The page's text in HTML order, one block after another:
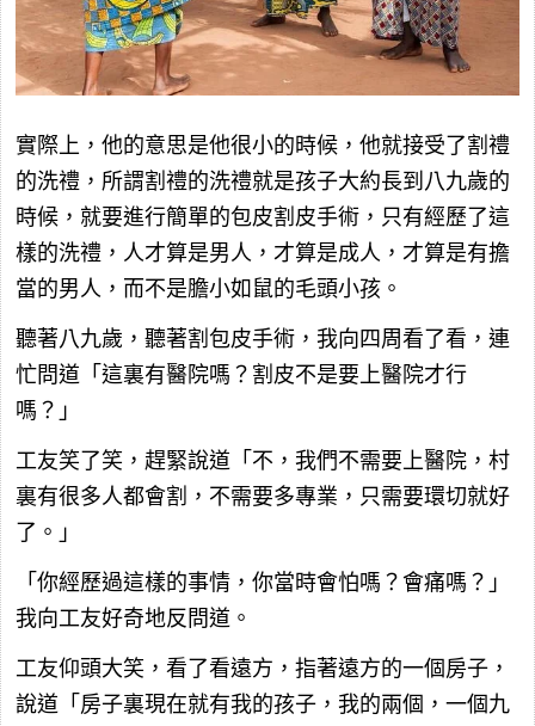
實際上，他的意思是他很小的時候，他就接受了割禮
的洗禮，所謂割禮的洗禮就是孩子大約長到八九歲的
時候，就要進行簡單的包皮割皮手術，只有經歷了這
樣的洗禮，人才算是男人，才算是成人，才算是有擔
當的男人，而不是膽小如鼠的毛頭小孩。
聽著八九歲，聽著割包皮手術，我向四周看了看，連
忙問道「這裏有醫院嗎？割皮不是要上醫院才行
嗎？」
工友笑了笑，趕緊說道「不，我們不需要上醫院，村
裏有很多人都會割，不需要多專業，只需要環切就好
了。」
「你經歷過這樣的事情，你當時會怕嗎？會痛嗎？」
我向工友好奇地反問道。
工友仰頭大笑，看了看遠方，指著遠方的一個房子，
說道「房子裏現在就有我的孩子，我的兩個，一個九